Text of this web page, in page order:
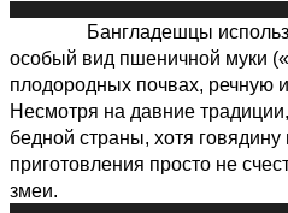
Бангладешцы используют
особый вид пшеничной муки
плодородных почвах, речную
Несмотря на давние
бедной страны, хотя
приготовления просто не
змеи.